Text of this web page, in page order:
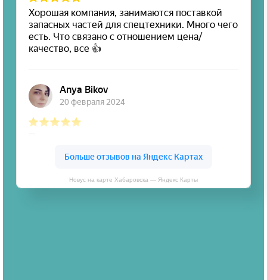
Новус на карте Хабаровска — Яндекс Карты